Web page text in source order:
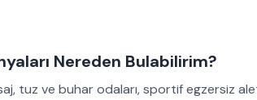
Nereden Bulabilirim?
tuz ve buhar odaları, sportif egzersiz